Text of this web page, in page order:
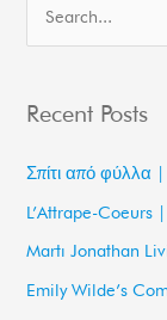
r
r
Recent Posts
Σπίτι από φύλλα |
L’Attrape-Coeurs |
Martı Jonathan
Emily Wilde’s